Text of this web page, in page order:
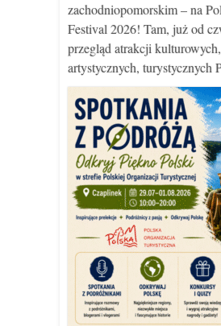
zachodniopomorskim – na
Festival 2026! Tam, już od
przegląd atrakcji kulturowych,
artystycznych, turystycznych